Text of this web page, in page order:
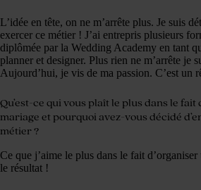
L’idée en tête, on ne m’arrête plus. Je suis
exercer ce métier ! J’ai entrepris plusieurs
diplômée par la Wedding Academy en tant
planner et designer. Plus rien ne m’arrête je
Aujourd’hui, je vis de ma passion. C’est un
Qu’est-ce qui vous plaît le plus dans le fait
mariage et pourquoi avez-vous décidé
métier ?
Ce que j’aime le plus dans le fait d’organiser
le résultat !